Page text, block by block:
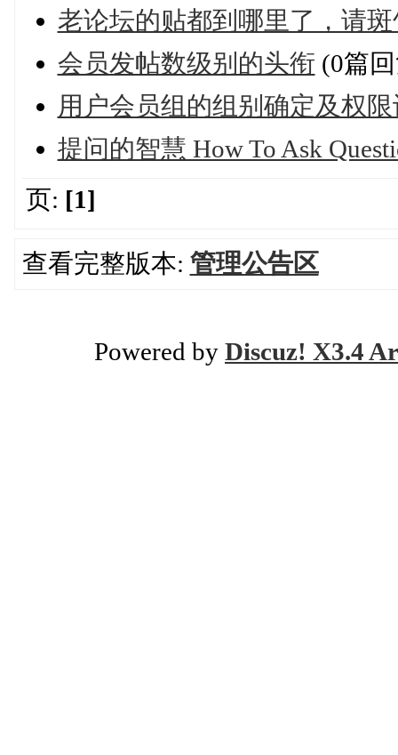
老论坛的贴都到哪里了，请
会员发帖数级别的头衔 (0篇
用户会员组的组别确定及权
提问的智慧 How To Ask
页: [1]
查看完整版本: 管理公告区
Powered by Discuz! X3.4